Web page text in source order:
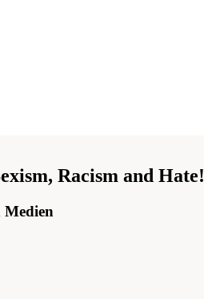
Racism and Hate!
Medien